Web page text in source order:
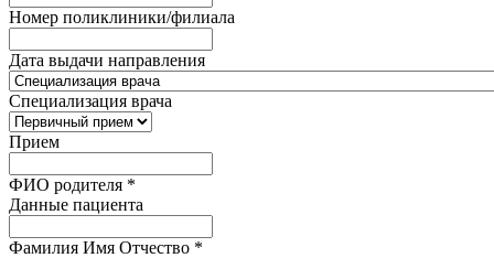
Номер поликлиники/филиала
Дата выдачи направления
Специализация врача
Прием
ФИО родителя *
Данные пациента
Фамилия Имя Отчество *